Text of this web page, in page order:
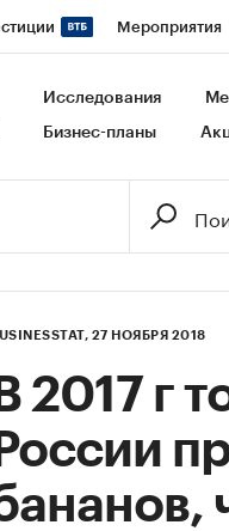
Мероприятия
рейтинги Франшизы
Исследования
Бизнес-планы
27 НОЯБРЯ 2018
В 2017 г
России